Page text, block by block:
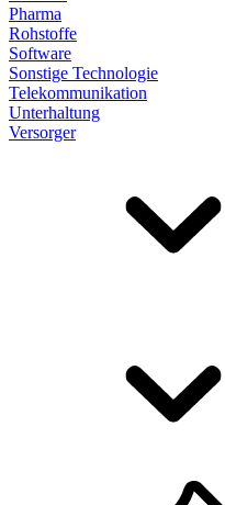
Pharma
Rohstoffe
Software
Sonstige Technologie
Telekommunikation
Unterhaltung
Versorger